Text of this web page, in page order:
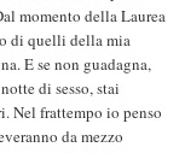
momento della Laurea
di quelli della mia
E se non guadagna,
di sesso, stai
Nel frattempo io penso
da mezzo